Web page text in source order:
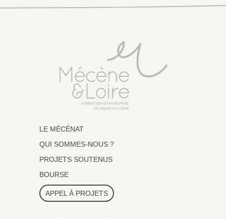
LE MÉCÉNAT
QUI SOMMES-NOUS ?
PROJETS SOUTENUS
BOURSE
APPEL À PROJETS